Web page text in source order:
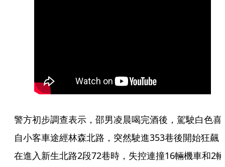
警方初步調查表示，邵男凌晨喝完酒後，駕駛白色喜
自小客車途經林森北路，突然駛進353巷後開始狂飆
在進入新生北路2段72巷時，失控連撞16輛機車和2輛